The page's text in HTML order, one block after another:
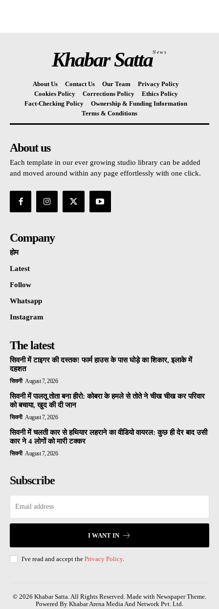
Khabar SattaNews
About Us Contact Us Our Team
Privacy Policy
Cookies Policy
Corrections Policy
Ethics Policy
Fact-Checking Policy
Ownership & Funding Information
Terms & Conditions
About us
Each template in our ever growing studio library can be added
and moved around within any page effortlessly with one click.
Company
होम
Latest
Follow
Whatsapp
Instagram
The latest
सिवनी में टाइगर की दस्तक! फार्म हाउस के पास घोड़े का शिकार, इलाके में
दहशत
सिवनी August 7, 2026
सिवनी में पालतू तोता बना हीरो: कोबरा के हमले से तोते ने चीख चीख कर परिवार
को बचाया, खुद की दी जान
सिवनी August 7, 2026
सिवनी में चलती कार से हथियार लहराने का वीडियो वायरल: कुछ ही देर बाद उसी
कार ने 4 लोगों को मारी टक्कर
सिवनी August 7, 2026
Subscribe
I WANT IN
I've read and accept the Privacy Policy.
© 2026 Khabar Satta. All Rights Reserved. Made with Newspaper Theme.
Powered By Khabar Arena Media And Network Pvt. Ltd.